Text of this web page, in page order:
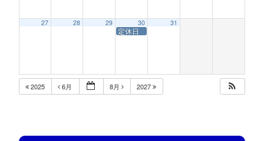
27 28 29 30
定休日
31
2025 6月 8月 2027